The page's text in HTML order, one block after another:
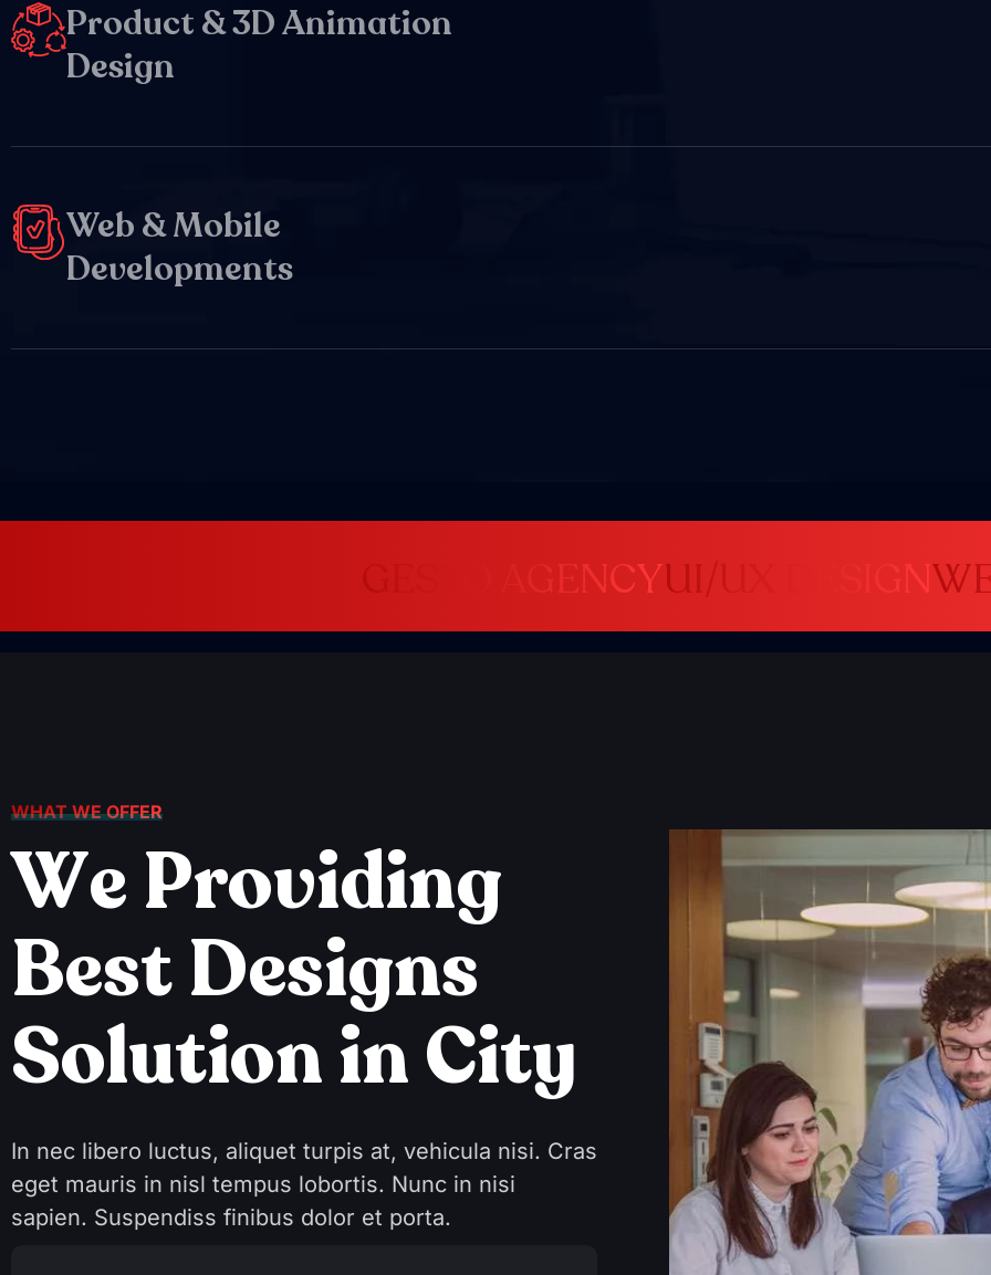
Product & 3D Animation
Design
Web & Mobile
Developments
GESTO
WHAT WE OFFER
WeProviding
BestDesigns
SolutioninCity
In nec libero luctus, aliquet turpis at, vehicula nisi. Cras
eget mauris in nisl tempus lobortis. Nunc in nisi
sapien. Suspendiss finibus dolor et porta.